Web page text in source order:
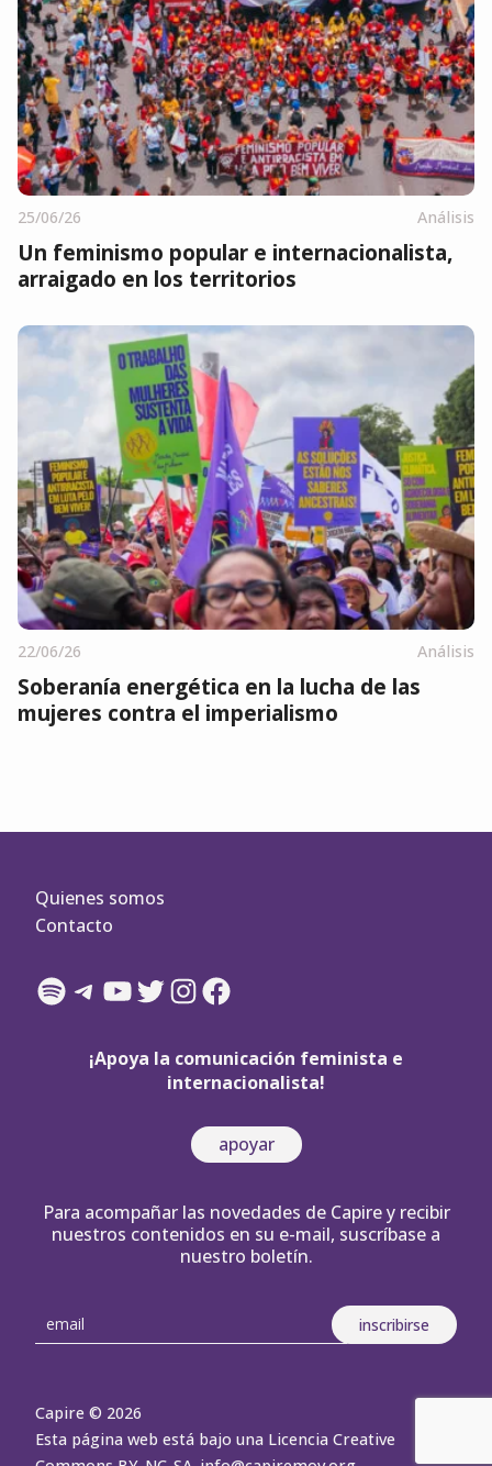
25/06/26 Análisis
Un feminismo popular e internacionalista,
arraigado en los territorios
22/06/26 Análisis
Soberanía energética en la lucha de las
mujeres contra el imperialismo
Quienes somos
Contacto
Spotify
Telegram
YouTube
Twitter
Instagram
Facebook
¡Apoya la comunicación feminista e
internacionalista!
apoyar
Para acompañar las novedades de Capire y recibir
nuestros contenidos en su e-mail, suscríbase a
nuestro boletín.
Capire © 2026
Esta página web está bajo una Licencia Creative